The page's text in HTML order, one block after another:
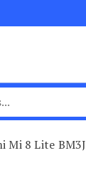
Mi 8 Lite BM3J